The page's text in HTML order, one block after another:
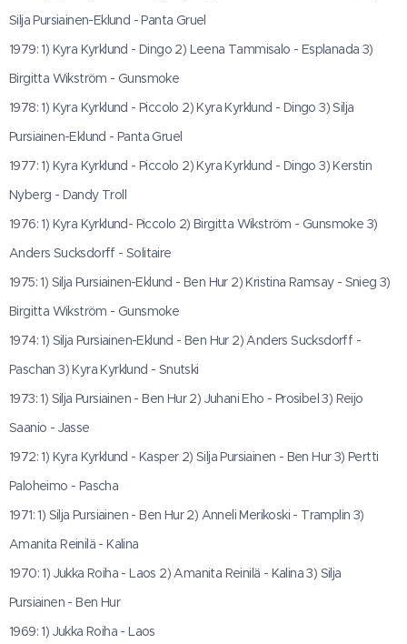
Silja Pursiainen-Eklund - Panta Gruel
1979: 1) Kyra Kyrklund - Dingo 2) Leena Tammisalo - Esplanada 3)
Birgitta Wikström - Gunsmoke
1978: 1) Kyra Kyrklund - Piccolo 2) Kyra Kyrklund - Dingo 3) Silja
Pursiainen-Eklund - Panta Gruel
1977: 1) Kyra Kyrklund - Piccolo 2) Kyra Kyrklund - Dingo 3) Kerstin
Nyberg - Dandy Troll
1976: 1) Kyra Kyrklund- Piccolo 2) Birgitta Wikström - Gunsmoke 3)
Anders Sucksdorff - Solitaire
1975: 1) Silja Pursiainen-Eklund - Ben Hur 2) Kristina Ramsay - Snieg 3)
Birgitta Wikström - Gunsmoke
1974: 1) Silja Pursiainen-Eklund - Ben Hur 2) Anders Sucksdorff -
Paschan 3) Kyra Kyrklund - Snutski
1973: 1) Silja Pursiainen - Ben Hur 2) Juhani Eho - Prosibel 3) Reijo
Saanio - Jasse
1972: 1) Kyra Kyrklund - Kasper 2) Silja Pursiainen - Ben Hur 3) Pertti
Paloheimo - Pascha
1971: 1) Silja Pursiainen - Ben Hur 2) Anneli Merikoski - Tramplin 3)
Amanita Reinilä - Kalina
1970: 1) Jukka Roiha - Laos 2) Amanita Reinilä - Kalina 3) Silja
Pursiainen - Ben Hur
1969: 1) Jukka Roiha - Laos